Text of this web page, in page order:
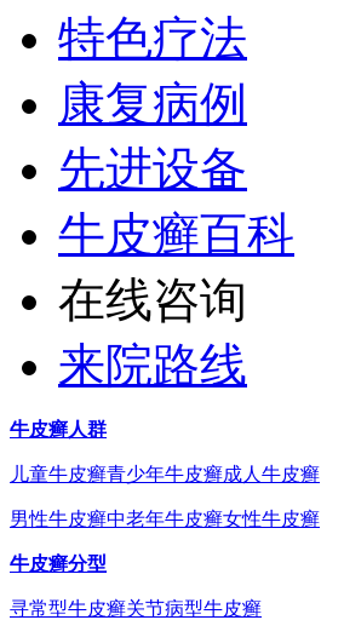
特色疗法
康复病例
先进设备
牛皮癣百科
在线咨询
来院路线
牛皮癣人群
儿童牛皮癣青少年牛皮癣成人牛皮癣
男性牛皮癣中老年牛皮癣女性牛皮癣
牛皮癣分型
寻常型牛皮癣关节病型牛皮癣